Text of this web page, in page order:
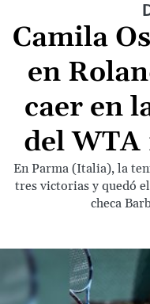
Camila
en
caer en
del WTA
En Parma (Italia), la
tres victorias y quedó
checa